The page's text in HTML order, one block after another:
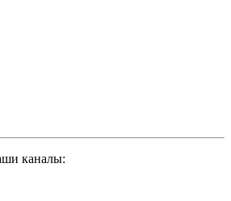
каналы: